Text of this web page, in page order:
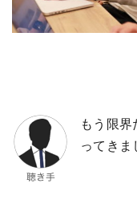
もう限
ってきま